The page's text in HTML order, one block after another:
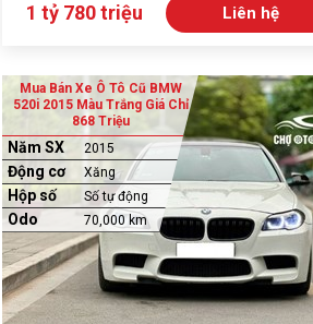
1 tỷ 780 triệu Liên hệ
Mua Bán Xe Ô Tô Cũ BMW
520i 2015 Màu Trắng Giá Chỉ
868 Triệu
Năm SX 2015
Động cơ Xăng
Hộp số Số tự động
Odo 70,000 km